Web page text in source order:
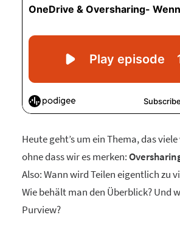
Heute geht’s um ein Thema, das
ohne dass wir es merken:
Also: Wann wird Teilen eigentlich zu
Wie behält man den Überblick? Und
Purview?